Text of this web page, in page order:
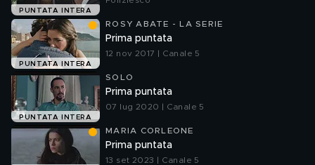
PUNTATA INTERA
PUNTATA INTERA
ROSY ABATE - LA SERIE
Prima puntata
12 nov 2017 | Canale 5
PUNTATA INTERA
SOLO
Prima puntata
07 lug 2020 | Canale 5
MARIA CORLEONE
Prima puntata
13 set 2023 | Canale 5